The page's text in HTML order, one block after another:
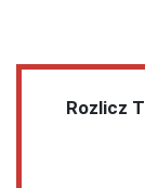
Rozlicz